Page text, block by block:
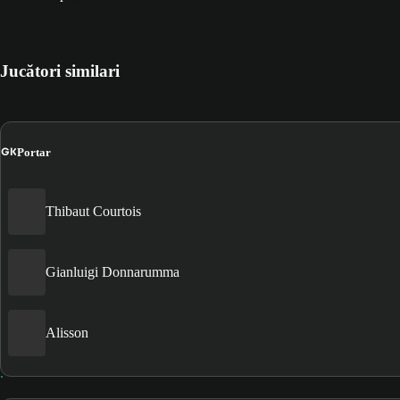
Jucători similari
GKPortar
Thibaut Courtois
Gianluigi Donnarumma
Alisson